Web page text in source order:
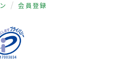
会員登録